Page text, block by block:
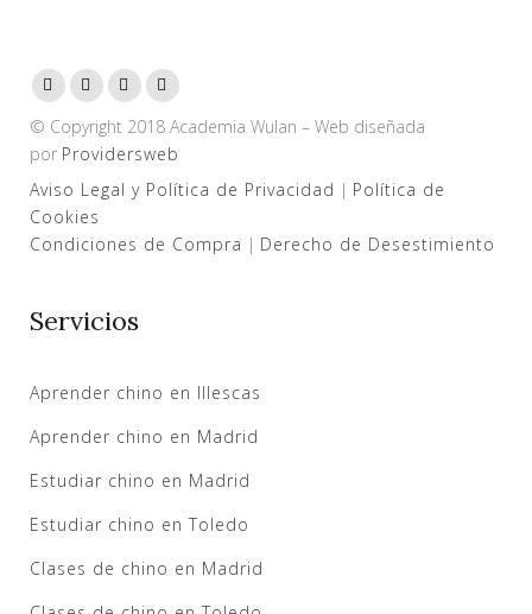
© Copyright 2018 Academia Wulan – Web diseñada
por Providersweb
Aviso Legal y Política de Privacidad | Política de
Cookies
Condiciones de Compra | Derecho de Desestimiento
Servicios
Aprender chino en Illescas
Aprender chino en Madrid
Estudiar chino en Madrid
Estudiar chino en Toledo
Clases de chino en Madrid